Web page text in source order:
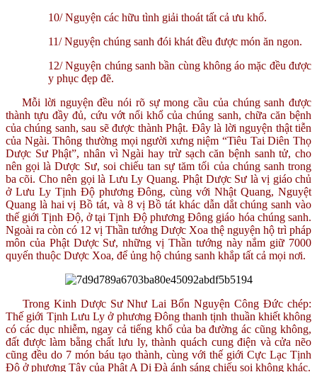
10/ Nguyện các hữu tình giải thoát tất cả ưu khổ.
11/ Nguyện chúng sanh đói khát đều được món ăn ngon.
12/ Nguyện chúng sanh bần cùng không áo mặc đều được
y phục đẹp đẽ.
Mỗi lời nguyện đều nói rõ sự mong cầu của chúng sanh được
thành tựu đầy đủ, cứu vớt nổi khổ của chúng sanh, chữa căn bệnh
của chúng sanh, sau sẽ được thành Phật. Đây là lời nguyện thật tiễn
của Ngài. Thông thường mọi người xưng niệm “Tiêu Tai Diên Thọ
Dược Sư Phật”, nhân vì Ngài hay trừ sạch căn bệnh sanh tử, cho
nên gọi là Dược Sư, soi chiếu tan sự tăm tối của chúng sanh trong
ba cõi. Cho nên gọi là Lưu Ly Quang. Phật Dược Sư là vị giáo chủ
ở Lưu Ly Tịnh Độ phương Đông, cùng với Nhật Quang, Nguyệt
Quang là hai vị Bồ tát, và 8 vị Bồ tát khác dẫn dắt chúng sanh vào
thế giới Tịnh Độ, ở tại Tịnh Độ phương Đông giáo hóa chúng sanh.
Ngoài ra còn có 12 vị Thần tướng Dược Xoa thệ nguyện hộ trì pháp
môn của Phật Dược Sư, những vị Thần tướng này nắm giữ 7000
quyến thuộc Dược Xoa, để ủng hộ chúng sanh khắp tất cả mọi nơi.
Trong Kinh Dược Sư Như Lai Bổn Nguyện Công Đức chép:
Thế giới Tịnh Lưu Ly ở phương Đông thanh tịnh thuần khiết không
có các dục nhiễm, ngay cả tiếng khổ của ba đường ác cũng không,
đất được làm bằng chất lưu ly, thành quách cung điện và cửa nẽo
cũng đều do 7 món báu tạo thành, cùng với thế giới Cực Lạc Tịnh
Độ ở phương Tây của Phật A Di Đà ánh sáng chiếu soi không khác.